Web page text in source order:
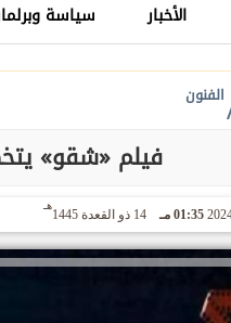
الأخبار سياسة
الفنون
فيلم «شقو» يتخطى الـ 71 مليون
01:35 مـ 14 ذو القعدة 1445
هـ